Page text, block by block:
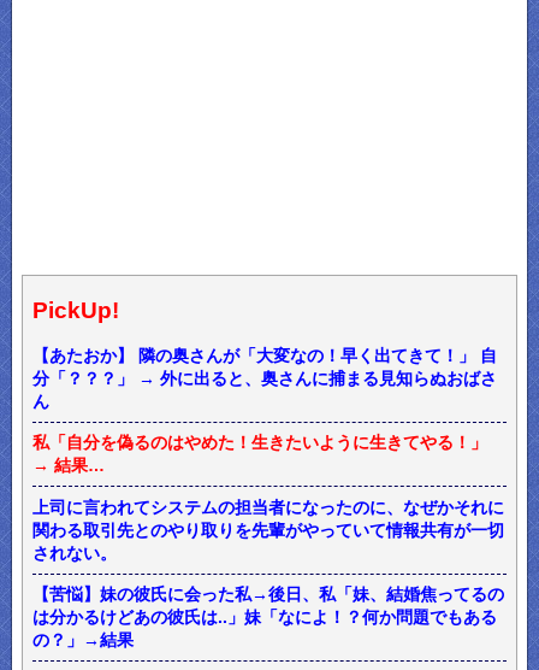
PickUp!
【あたおか】 隣の奥さんが「大変なの！早く出てきて！」 自
分「？？？」 → 外に出ると、奥さんに捕まる見知らぬおばさ
ん
私「自分を偽るのはやめた！生きたいように生きてやる！」
→ 結果…
上司に言われてシステムの担当者になったのに、なぜかそれに
関わる取引先とのやり取りを先輩がやっていて情報共有が一切
されない。
【苦悩】妹の彼氏に会った私→後日、私「妹、結婚焦ってるの
は分かるけどあの彼氏は..」妹「なによ！？何か問題でもある
の？」→結果